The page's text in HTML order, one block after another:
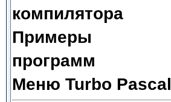
компилятора
Примеры
программ
Меню Turbo Pascal